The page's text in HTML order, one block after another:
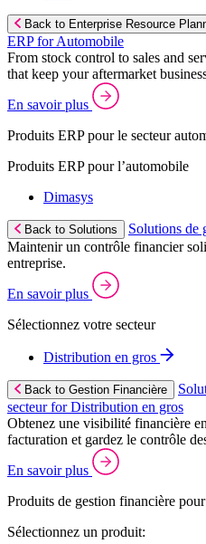
Back to Enterprise Resource
ERP for Automobile
From stock control to sales and
that keep your aftermarket
En savoir plus
Produits ERP pour le secteur
Produits ERP pour l’automobile
Dimasys
Back to Solutions
Solutions de
Maintenir un contrôle financier
entreprise.
En savoir plus
Sélectionnez votre secteur
Distribution en gros
Back to Gestion Financière
secteur for Distribution en gros
Obtenez une visibilité financière
facturation et gardez le contrôle
En savoir plus
Produits de gestion financière
Sélectionnez un produit: